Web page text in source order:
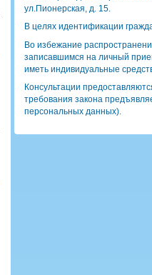
ул.Пионерская, д. 15.
В целях идентификации
Во избежание
записавшимся на личный
иметь индивидуальные
Консультации
требования закона
персональных данных).